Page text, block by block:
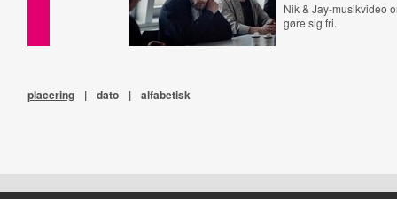
Nik & Jay-musikvideo
gøre sig fri.
placering | dato | alfabetisk